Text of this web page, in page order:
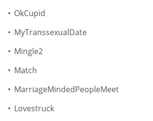
OkCupid
MyTranssexualDate
Mingle2
Match
MarriageMindedPeopleMeet
Lovestruck